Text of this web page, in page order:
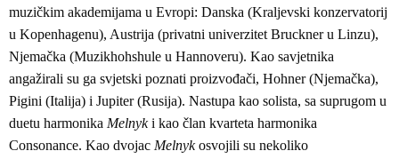
muzičkim akademijama u Evropi: Danska (Kraljevski konzervatorij
u Kopenhagenu), Austrija (privatni univerzitet Bruckner u Linzu),
Njemačka (Muzikhohshule u Hannoveru). Kao savjetnika
angažirali su ga svjetski poznati proizvođači, Hohner (Njemačka),
Pigini (Italija) i Jupiter (Rusija). Nastupa kao solista, sa suprugom u
duetu harmonika Melnyki kao član kvarteta harmonika
Consonance. Kao dvojac Melnykosvojili su nekoliko